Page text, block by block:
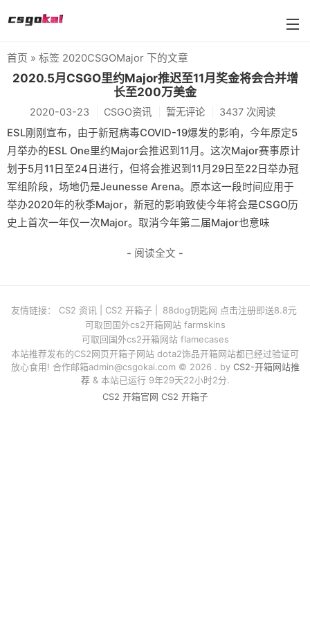
farmskins
88dog
flamecases
88hash-jp
首页 » 标签 2020CSGOMajor 下的文章
2020.5月CSGO里约Major推迟至11月奖金将会合并增
长至200万美金
2020-03-23 CSGO资讯 暂无评论 3437 次阅读
ESL刚刚宣布，由于新冠病毒COVID-19爆发的影响，今年原定5
月举办的ESL One里约Major会推迟到11月。这次Major赛事原计
划于5月11日至24日进行，但将会推迟到11月29日至22日举办冠
军组阶段，场地仍是Jeunesse Arena。原本这一段时间应用于
举办2020年的秋季Major，新冠的影响致使今年将会是CSGO历
史上首次一年仅一次Major。取消今年第二届Major也意味
- 阅读全文 -
友情链接： CS2 资讯 CS2 开箱子
88dog钥匙网 点击注册即送8.8元
可取回国外cs2开箱网站 farmskins
可取回国外cs2开箱网站 flamecases
本站推荐发布的CS2网页开箱子网站 dota2饰品开箱网站都已经过验证可
放心食用! 合作邮箱admin@csgokai.com© 2026 . by CS2-开箱网站推
荐& 本站已运行 9年29天22小时2分.
CS2 开箱官网 CS2 开箱子